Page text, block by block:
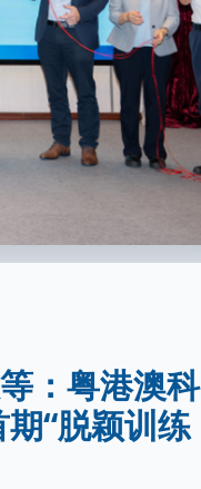
：粤港澳科
“脱颖训练